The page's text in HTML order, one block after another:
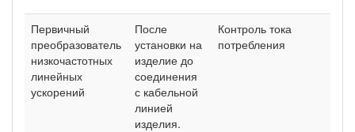
Первичный
преобра­зователь
низкочастотных
линейных
ускорений
После
установки на
изделие до
соединения
с кабельной
линией
изделия.
Контроль тока
потребления